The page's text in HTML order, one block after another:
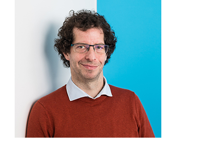
Services
Über uns
Nachrichten & Blog-Artikel